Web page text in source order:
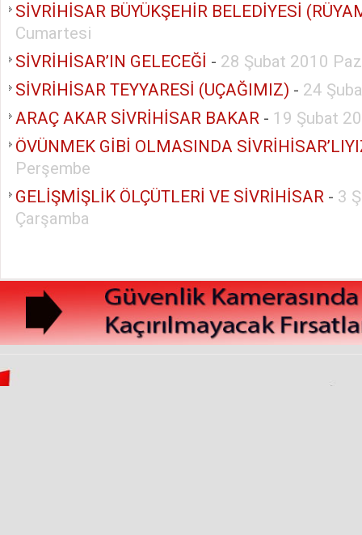
SİVRİHİSAR BÜYÜKŞEHİR BELEDİYESİ
Cumartesi
SİVRİHİSAR’IN GELECEĞİ - 28 Şubat 2010
SİVRİHİSAR TEYYARESİ (UÇAĞIMIZ) - 24
ARAÇ AKAR SİVRİHİSAR BAKAR - 19 Şubat
ÖVÜNMEK GİBİ OLMASINDA
Perşembe
GELİŞMİŞLİK ÖLÇÜTLERİ VE SİVRİHİSAR - 3
Çarşamba